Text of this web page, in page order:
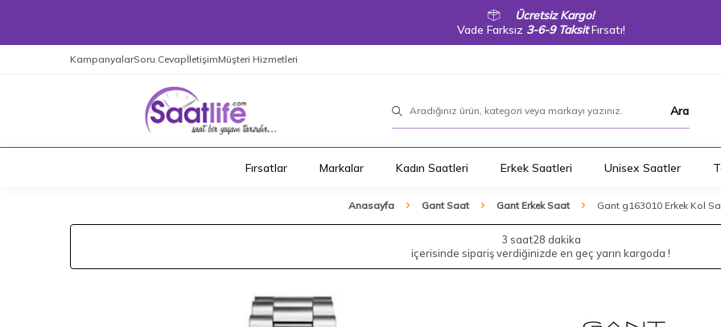
Ücretsiz Kargo!
Vade Farksız 3-6-9 TaksitFırsatı!
KampanyalarSoru.CevapİletişimMüşteri Hizmetleri
Ara
Fırsatlar Markalar Kadın Saatleri Erkek Saatleri Unisex Saatler
Anasayfa Gant Saat Gant Erkek Saat Gant g163010 Erkek Kol
3 saat28 dakika
içerisinde sipariş verdiğinizde en geç yarın kargoda !